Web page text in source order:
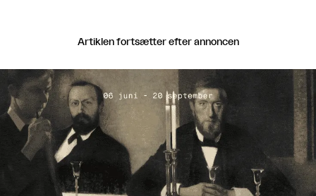
Artiklen fortsætter efter annoncen